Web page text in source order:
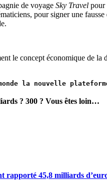
de voyage Sky Travel pour
pour signer une
le concept économique de la
la nouvelle
? 300 ? Vous êtes loin…
45,8 milliards